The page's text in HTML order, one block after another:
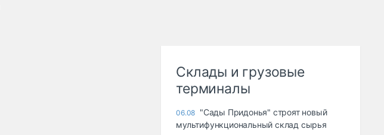
Склады и грузовые
терминалы
06.08 "Сады Придонья" строят новый
мультифункциональный склад сырья